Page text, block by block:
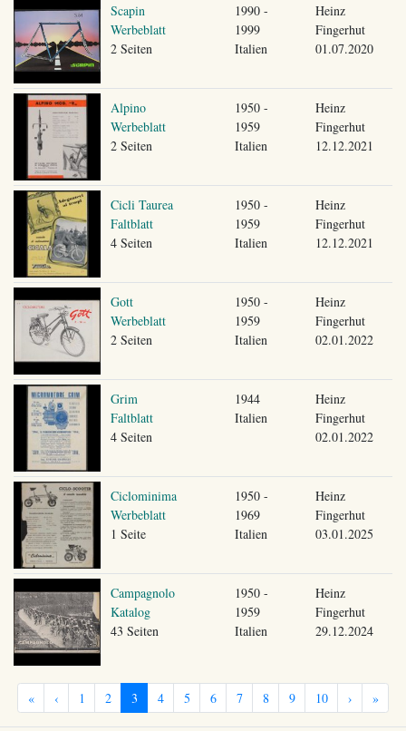
Scapin
Werbeblatt
2 Seiten
1990 -
1999
Italien
Heinz
Fingerhut
01.07.2020
Alpino
Werbeblatt
2 Seiten
1950 -
1959
Italien
Heinz
Fingerhut
12.12.2021
Cicli Taurea
Faltblatt
4 Seiten
1950 -
1959
Italien
Heinz
Fingerhut
12.12.2021
Gott
Werbeblatt
2 Seiten
1950 -
1959
Italien
Heinz
Fingerhut
02.01.2022
Grim
Faltblatt
4 Seiten
1944
Italien
Heinz
Fingerhut
02.01.2022
Ciclominima
Werbeblatt
1 Seite
1950 -
1969
Italien
Heinz
Fingerhut
03.01.2025
Campagnolo
Katalog
43 Seiten
1950 -
1959
Italien
Heinz
Fingerhut
29.12.2024
« ‹ 1 2 3 4 5 6 7 8 9 10 › »